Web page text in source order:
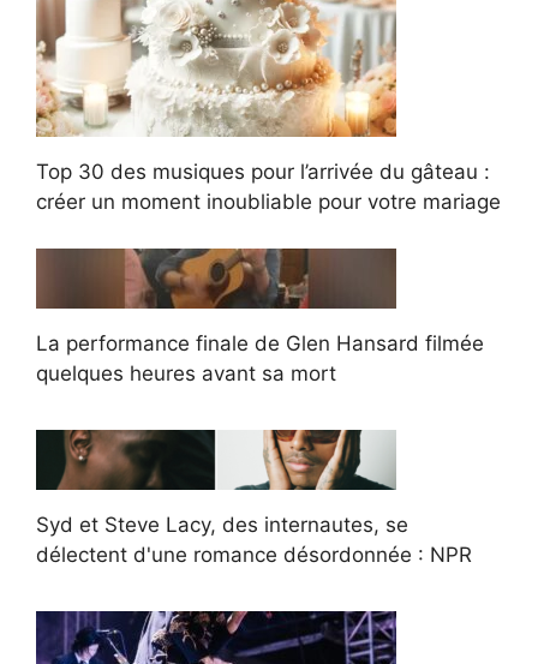
Top 30 des musiques pour l’arrivée du gâteau :
créer un moment inoubliable pour votre mariage
La performance finale de Glen Hansard filmée
quelques heures avant sa mort
Syd et Steve Lacy, des internautes, se
délectent d'une romance désordonnée : NPR